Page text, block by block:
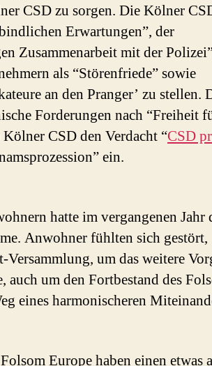
CSD zu sorgen. Die Kölner
Erwartungen”, der
Zusammenarbeit mit der
als “Störenfriede” sowie
an den Pranger’ zu stellen.
Forderungen nach “Freiheit
CSD den Verdacht “CSD
ein.
hatte im vergangenen Jahr
Anwohner fühlten sich gestört,
Versammlung, um das weitere
auch um den Fortbestand des
eines harmonischeren
Europe haben einen etwas